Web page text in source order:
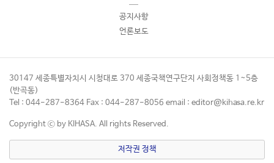
공지사항
언론보도
30147 세종특별자치시 시청대로 370 세종국책연구단지 사회정책동 1~5층
(반곡동)
Tel : 044-287-8364 Fax : 044-287-8056 email : editor@kihasa.re.kr
Copyright ⓒ by KIHASA. All rights Reserved.
저작권 정책